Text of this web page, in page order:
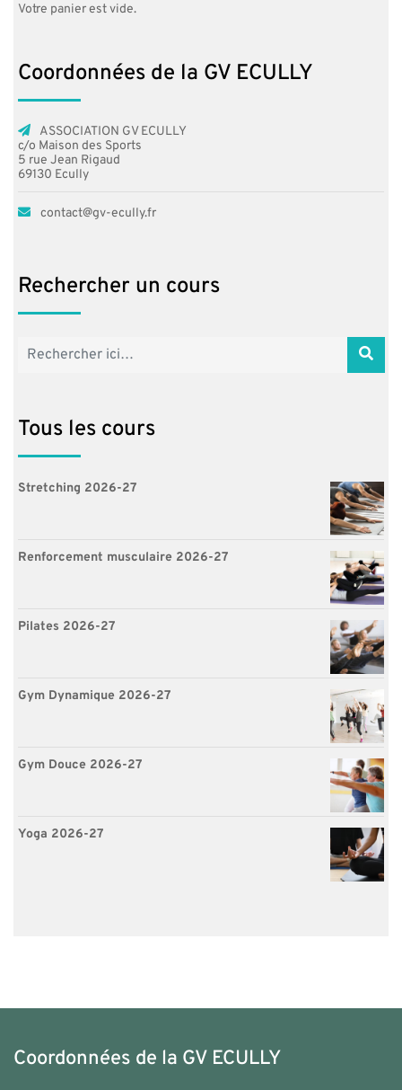
Votre panier est vide.
Coordonnées de la GV ECULLY
ASSOCIATION GV ECULLY
c/o Maison des Sports
5 rue Jean Rigaud
69130 Ecully
contact@gv-ecully.fr
Rechercher un cours
Tous les cours
Stretching 2026-27
Renforcement musculaire 2026-27
Pilates 2026-27
Gym Dynamique 2026-27
Gym Douce 2026-27
Yoga 2026-27
Coordonnées de la GV ECULLY